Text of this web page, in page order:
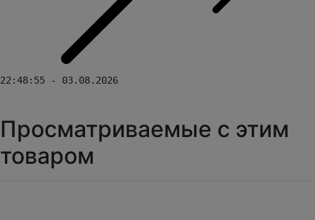
22:48:55 - 03.08.2026
Просматриваемые с этим
товаром